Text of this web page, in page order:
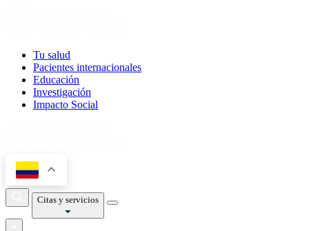
Tu salud
Pacientes internacionales
Educación
Investigación
Impacto Social
Citas y servicios